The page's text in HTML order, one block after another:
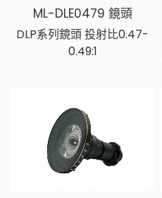
ML-DLE0479 鏡頭
DLP系列鏡頭 投射比0.47-
0.49:1